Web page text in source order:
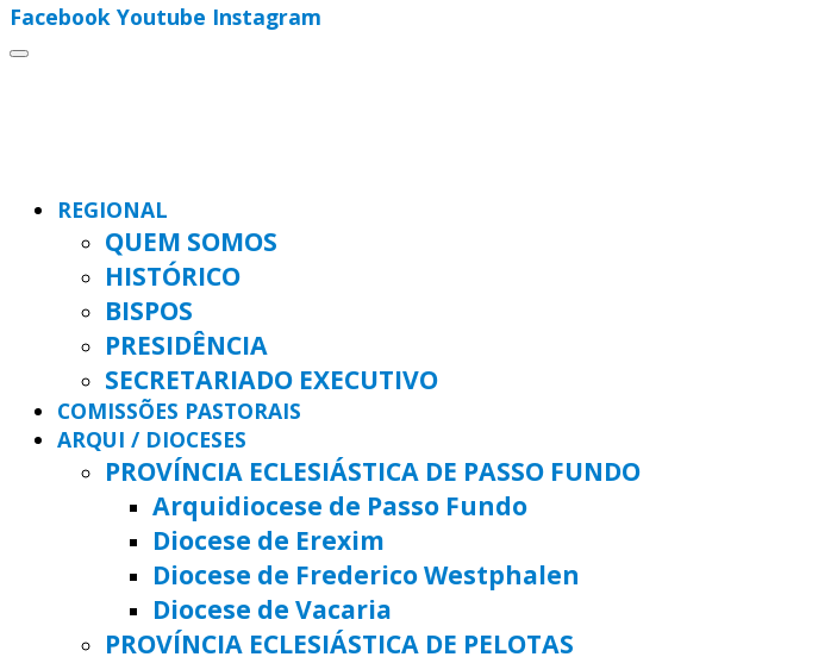
Facebook Youtube Instagram
REGIONAL
QUEM SOMOS
HISTÓRICO
BISPOS
PRESIDÊNCIA
SECRETARIADO EXECUTIVO
COMISSÕES PASTORAIS
ARQUI / DIOCESES
PROVÍNCIA ECLESIÁSTICA DE PASSO FUNDO
Arquidiocese de Passo Fundo
Diocese de Erexim
Diocese de Frederico Westphalen
Diocese de Vacaria
PROVÍNCIA ECLESIÁSTICA DE PELOTAS